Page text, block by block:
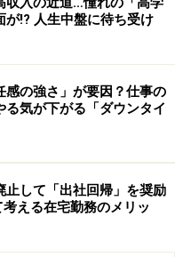
取引先の方から、自分
意識するようにすると
して、実績がある場合
の人の噂も広まりやす
かかりやすくなるもの
が!? 人生中盤に待ち受け
感の強さ」が要因？仕事の
る気が下がる「ダウンタイ
止して「出社回帰」を奨励
える在宅勤務のメリッ